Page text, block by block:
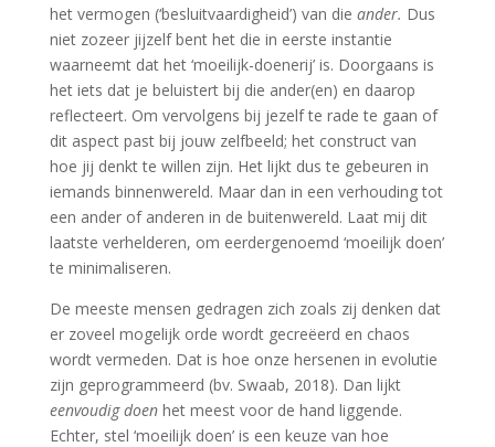
het vermogen (‘besluitvaardigheid’) van die ander. Dus
niet zozeer jijzelf bent het die in eerste instantie
waarneemt dat het ‘moeilijk-doenerij’ is. Doorgaans is
het iets dat je beluistert bij die ander(en) en daarop
reflecteert. Om vervolgens bij jezelf te rade te gaan of
dit aspect past bij jouw zelfbeeld; het construct van
hoe jij denkt te willen zijn. Het lijkt dus te gebeuren in
iemands binnenwereld. Maar dan in een verhouding tot
een ander of anderen in de buitenwereld. Laat mij dit
laatste verhelderen, om eerdergenoemd ‘moeilijk doen’
te minimaliseren.
De meeste mensen gedragen zich zoals zij denken dat
er zoveel mogelijk orde wordt gecreëerd en chaos
wordt vermeden. Dat is hoe onze hersenen in evolutie
zijn geprogrammeerd (bv. Swaab, 2018). Dan lijkt
eenvoudig doenhet meest voor de hand liggende.
Echter, stel ‘moeilijk doen’ is een keuze van hoe